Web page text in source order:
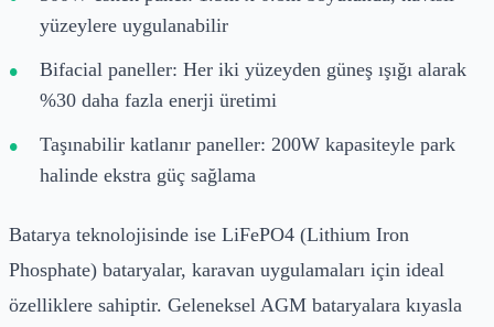
yüzeylere uygulanabilir
Bifacial paneller: Her iki yüzeyden güneş ışığı alarak
%30 daha fazla enerji üretimi
Taşınabilir katlanır paneller: 200W kapasiteyle park
halinde ekstra güç sağlama
Batarya teknolojisinde ise LiFePO4 (Lithium Iron
Phosphate) bataryalar, karavan uygulamaları için ideal
özelliklere sahiptir. Geleneksel AGM bataryalara kıyasla